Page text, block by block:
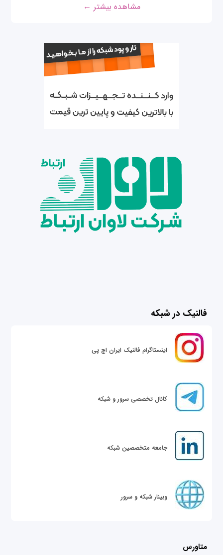
مشاهده بیشتر ←
فالنیک در شبکه
اینستاگرام فالنیک ایران اچ پی
کانال تخصصی سرور و شبکه
جامعه متخصصین شبکه
وبینار شبکه و سرور
متاورس